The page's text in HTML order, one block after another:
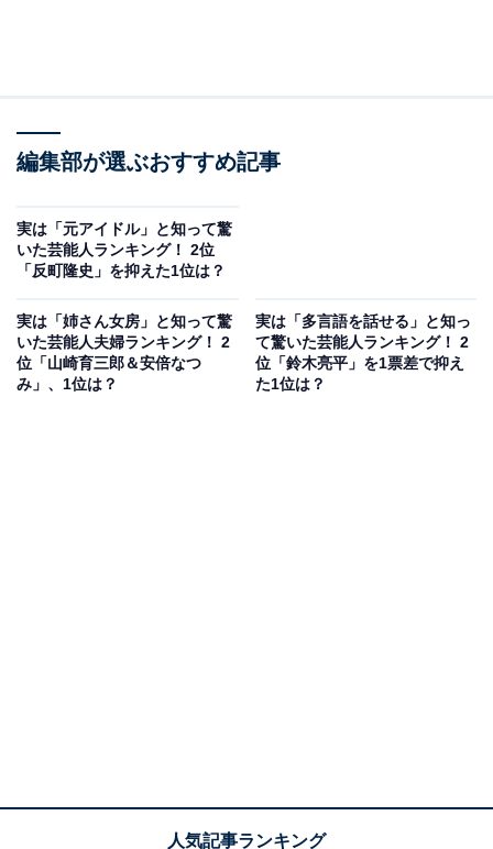
2位にランクインしたのは、俳優の小栗旬さんです。
生した長女を筆頭に、2022年誕生の第4子まで育てる4児
の父です。
2023年には所属事務所の社長に就任。俳優としても第一
線で活躍しており、現在放送中のNHK大河ドラマ『豊臣
兄弟！』にも、織田信長役で出演しています。
編集部が選ぶおすすめ記事
実は「元アイドル」と知って驚
いた芸能人ランキング！ 2位
「反町隆史」を抑えた1位は？
実は「姉さん女房」と知って驚
いた芸能人夫婦ランキング！ 2
位「山崎育三郎＆安倍なつ
み」、1位は？
実は「多言語を話せる」と知っ
て驚いた芸能人ランキング！ 2
位「鈴木亮平」を1票差で抑え
た1位は？